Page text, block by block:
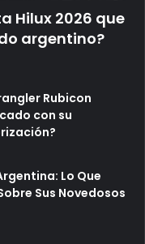
Hilux 2026 que
argentino?
Rubicon
con su
Lo Que
Sus Novedosos